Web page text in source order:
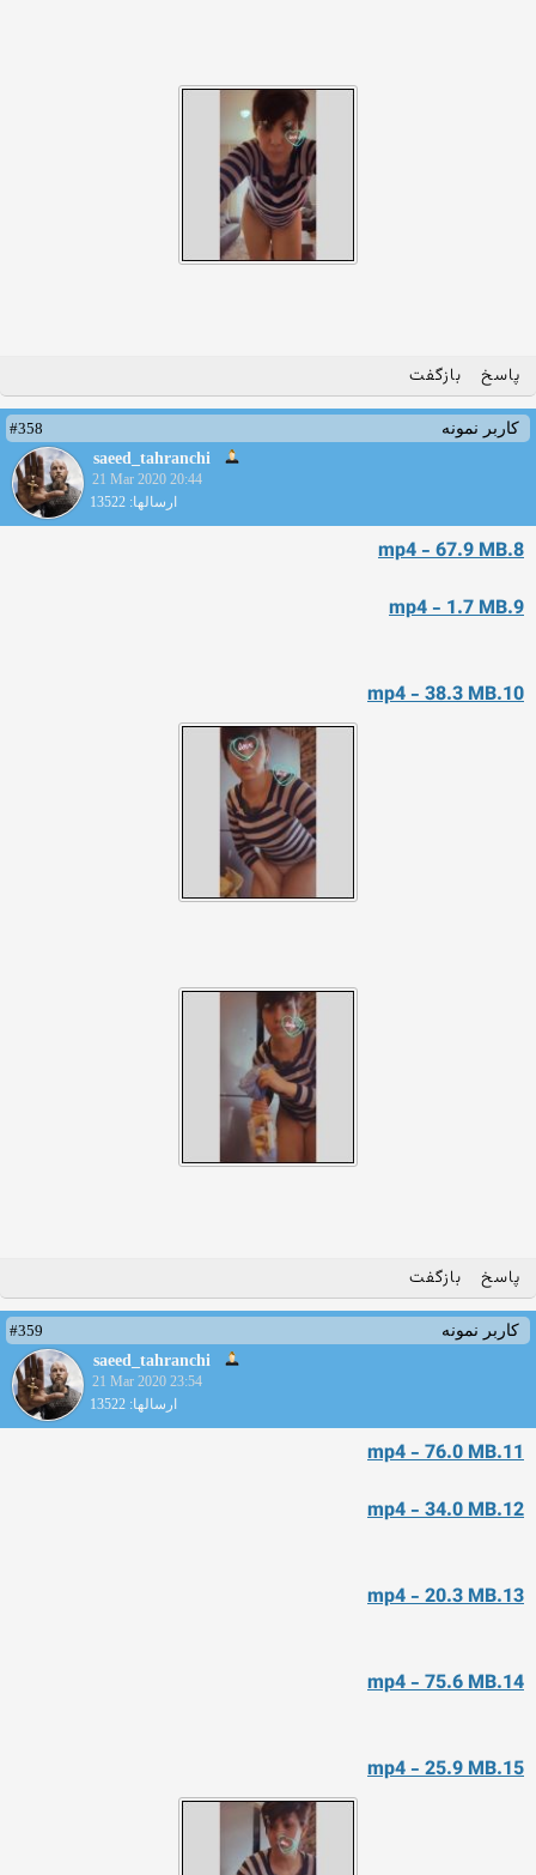
پاسخ بازگفت
کاربر نمونه
#358
saeed_tahranchi
21 Mar 2020 20:44
ارسالها: 13522
8.mp4 - 67.9 MB
9.mp4 - 1.7 MB
10.mp4 - 38.3 MB
پاسخ بازگفت
کاربر نمونه
#359
saeed_tahranchi
21 Mar 2020 23:54
ارسالها: 13522
11.mp4 - 76.0 MB
12.mp4 - 34.0 MB
13.mp4 - 20.3 MB
14.mp4 - 75.6 MB
15.mp4 - 25.9 MB